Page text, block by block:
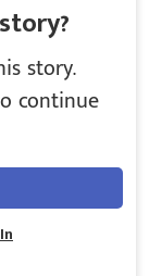
story.
continue